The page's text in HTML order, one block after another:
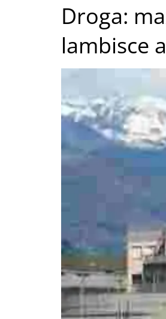
Droga:
lambisce